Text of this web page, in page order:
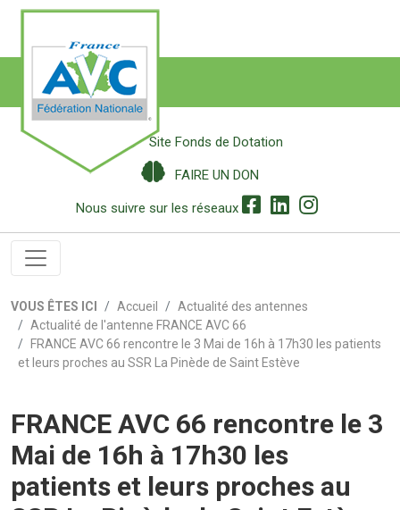
Site Fonds de Dotation
FAIRE UN DON
Nous suivre sur les réseaux
VOUS ÊTES ICI Accueil
Actualité des antennes
Actualité de l'antenne FRANCE AVC 66
FRANCE AVC 66 rencontre le 3 Mai de 16h à 17h30 les patients
et leurs proches au SSR La Pinède de Saint Estève
FRANCE AVC 66 rencontre le 3
Mai de 16h à 17h30 les
patients et leurs proches au